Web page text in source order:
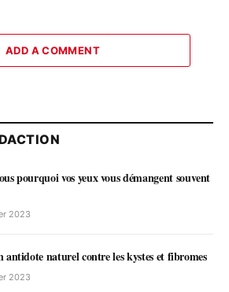
ADD A COMMENT
pourquoi vos yeux vous démangent souvent
2023
antidote naturel contre les kystes et fibromes
2023